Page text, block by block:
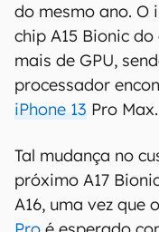
do mesmo ano. O
chip A15 Bionic
mais de GPU,
processador
iPhone 13 Pro Max.
Tal mudança no
próximo A17
A16, uma vez que